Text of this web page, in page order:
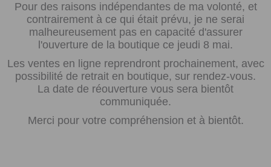
Pour des raisons indépendantes de ma volonté, et
contrairement à ce qui était prévu, je ne serai
malheureusement pas en capacité d'assurer
l'ouverture de la boutique ce jeudi 8 mai.
Les ventes en ligne reprendront prochainement, avec
possibilité de retrait en boutique, sur rendez-vous.
La date de réouverture vous sera bientôt
communiquée.
Merci pour votre compréhension et à bientôt.